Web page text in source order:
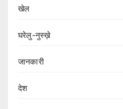
खेल
घरेलु-नुस्ख़े
जानकारी
देश